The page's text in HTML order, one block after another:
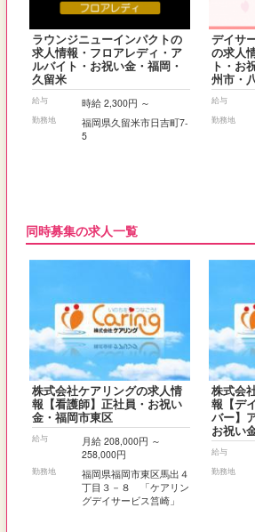
ラウンジニューインパクトの
求人情報・フロアレディ・ア
ルバイト・お祝い金・福岡・
久留米
給与 時給 2,300円 ～
勤務地
福岡県久留米市日吉町7-
5
デイサ
の求人
ト・お
州市・
給与
勤務地
同時募集の求人一覧
株式会社ケアリングの求人情
報【看護師】正社員・お祝い
金・福岡市東区
給与
月給 208,000円 ～
258,000円
勤務地
福岡県福岡市東区馬出４
丁目３－８ 「ケアリン
グデイサービス筥崎」
株式会
報【デ
バー】
お祝い
給与
勤務地